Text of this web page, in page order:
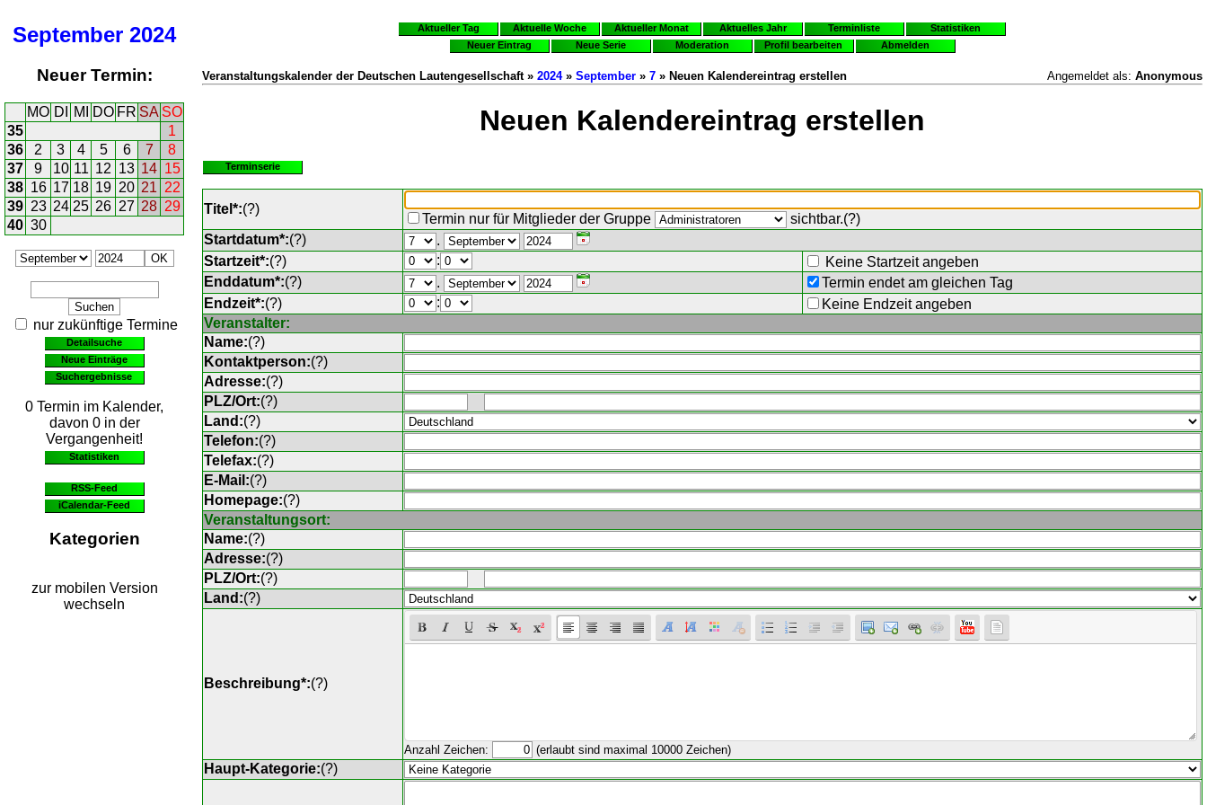
September 2024
Neuer Termin:
MO DI MI DO FR SA SO
35
1
36
2 3 4 5 6 7
8
37
9 10 11 12 13 14 15
38 16 17 18 19 20 21 22
39 23 24 25 26 27 28 29
40 30
nur zukünftige Termine
Detailsuche
Neue Einträge
Suchergebnisse
0 Termin im Kalender,
davon 0 in der
Vergangenheit!
Statistiken
RSS-Feed
iCalendar-Feed
Kategorien
zur mobilen Version
wechseln
Aktueller Tag Aktuelle Woche Aktueller Monat Aktuelles Jahr Terminliste
Statistiken
Neuer Eintrag
Neue Serie Moderation Profil bearbeiten Abmelden
Veranstaltungskalender der Deutschen Lautengesellschaft » 2024» September » 7 » Neuen Kalendereintrag erstellen Angemeldet als: Anonymous
Neuen Kalendereintrag erstellen
Terminserie
Titel*:(?)
Termin nur für Mitglieder der Gruppe sichtbar.(?)
Startdatum*:(?)
.
Startzeit*:(?) :
Keine Startzeit angeben
Enddatum*:(?) .
Termin endet am gleichen Tag
Endzeit*:(?) :
Keine Endzeit angeben
Veranstalter:
Name:(?)
Kontaktperson:(?)
Adresse:(?)
PLZ/Ort:(?)
Land:(?)
Telefon:(?)
Telefax:(?)
E-Mail:(?)
Homepage:(?)
Veranstaltungsort:
Name:(?)
Adresse:(?)
PLZ/Ort:(?)
Land:(?)
Beschreibung*:(?)
Anzahl Zeichen: (erlaubt sind maximal 10000 Zeichen)
Haupt-Kategorie:(?)